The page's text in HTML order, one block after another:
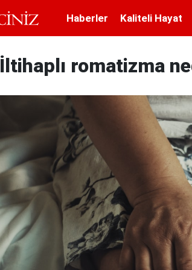
Haberler Kaliteli Hayat
İltihaplı romatizma